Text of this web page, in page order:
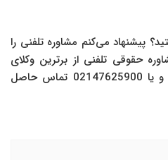
پیشنهاد می‌کنم مشاوره تلفنی را
حقوقی تلفنی از برترین وکلای
ایران با شماره 09212242670 و یا 02147625900 تماس حاصل